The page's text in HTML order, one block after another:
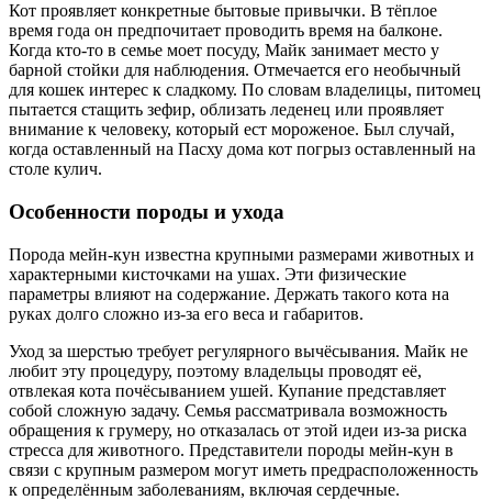
Кот проявляет конкретные бытовые привычки. В тёплое
время года он предпочитает проводить время на балконе.
Когда кто-то в семье моет посуду, Майк занимает место у
барной стойки для наблюдения. Отмечается его необычный
для кошек интерес к сладкому. По словам владелицы, питомец
пытается стащить зефир, облизать леденец или проявляет
внимание к человеку, который ест мороженое. Был случай,
когда оставленный на Пасху дома кот погрыз оставленный на
столе кулич.
Особенности породы и ухода
Порода мейн-кун известна крупными размерами животных и
характерными кисточками на ушах. Эти физические
параметры влияют на содержание. Держать такого кота на
руках долго сложно из-за его веса и габаритов.
Уход за шерстью требует регулярного вычёсывания. Майк не
любит эту процедуру, поэтому владельцы проводят её,
отвлекая кота почёсыванием ушей. Купание представляет
собой сложную задачу. Семья рассматривала возможность
обращения к грумеру, но отказалась от этой идеи из-за риска
стресса для животного. Представители породы мейн-кун в
связи с крупным размером могут иметь предрасположенность
к определённым заболеваниям, включая сердечные.